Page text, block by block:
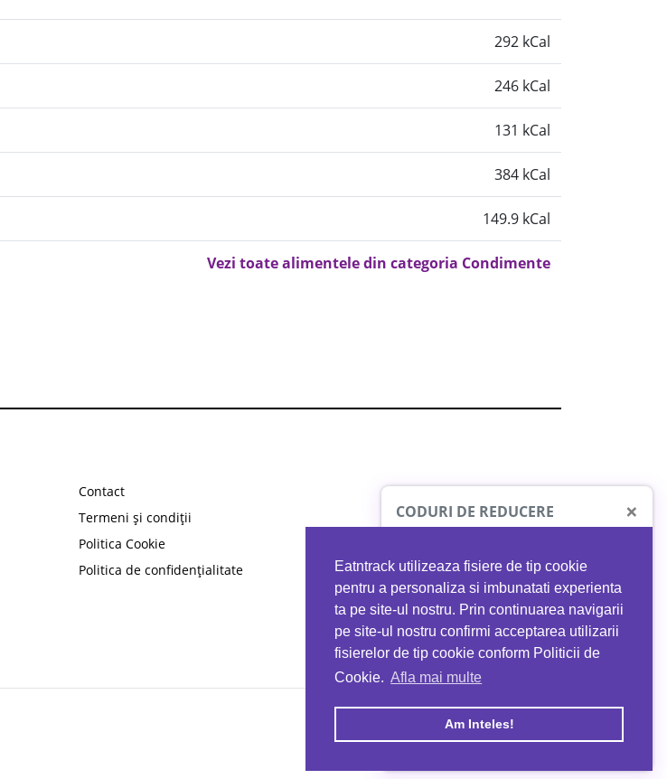
Eatntrack utilizeaza fisiere de tip cookie
pentru a personaliza si imbunatati experienta
ta pe site-ul nostru. Prin continuarea navigarii
pe site-ul nostru confirmi acceptarea utilizarii
fisierelor de tip cookie conform Politicii de
Cookie. Afla mai multe
Am Inteles!
292 kCal
246 kCal
131 kCal
384 kCal
149.9 kCal
Vezi toate alimentele din categoria Condimente
Contact
Termeni și condiții
Politica Cookie
Politica de confidențialitate
CODURI DE REDUCERE ×
PROTO41
reducere la orice comandă
EATNTRACK
MYPROTEIN
Ai40%reducere la orice comandă
folosind codul EATTRACK